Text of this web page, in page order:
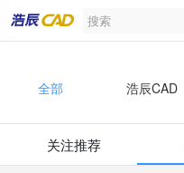
全部 浩辰CAD
开发者 浩辰知识库
关注推荐